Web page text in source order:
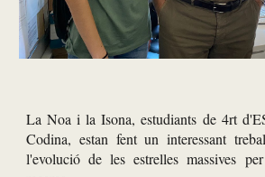
La Noa i la Isona, estudiants de 4rt
Codina, estan fent un interessant
l'evolució de les estrelles massives